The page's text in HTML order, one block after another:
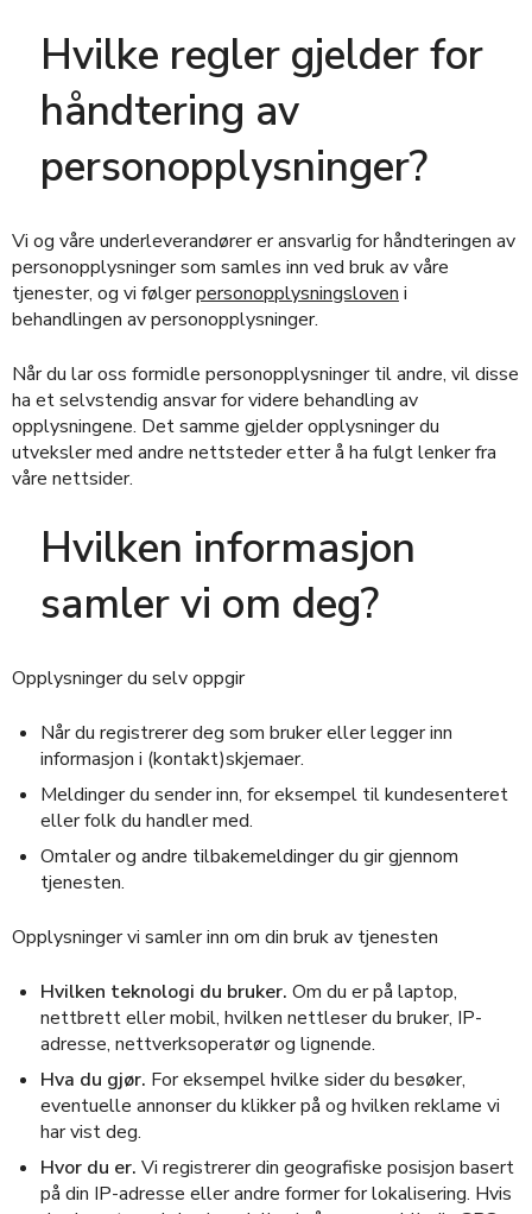
Hvilke regler gjelder for
håndtering av
personopplysninger?
Vi og våre underleverandører er ansvarlig for håndteringen av
personopplysninger som samles inn ved bruk av våre
tjenester, og vi følgerpersonopplysningsloven i
behandlingen av personopplysninger.
Når du lar oss formidle personopplysninger til andre, vil disse
ha et selvstendig ansvar for videre behandling av
opplysningene. Det samme gjelder opplysninger du
utveksler med andre nettsteder etter å ha fulgt lenker fra
våre nettsider.
Hvilken informasjon
samler vi om deg?
Opplysninger du selv oppgir
Når du registrerer deg som bruker eller legger inn
informasjon i (kontakt)skjemaer.
Meldinger du sender inn, for eksempel til kundesenteret
eller folk du handler med.
Omtaler og andre tilbakemeldinger du gir gjennom
tjenesten.
Opplysninger vi samler inn om din bruk av tjenesten
Hvilken teknologi du bruker. Om du er på laptop,
nettbrett eller mobil, hvilken nettleser du bruker, IP-
adresse, nettverksoperatør og lignende.
Hva du gjør. For eksempel hvilke sider du besøker,
eventuelle annonser du klikker på og hvilken reklame vi
har vist deg.
Hvor du er. Vi registrerer din geografiske posisjon basert
på din IP-adresse eller andre former for lokalisering. Hvis